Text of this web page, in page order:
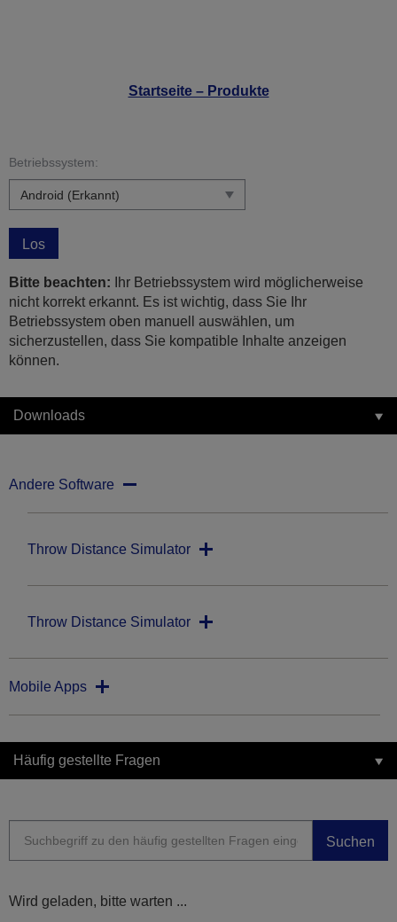
Startseite – Produkte
Betriebssystem:
Los
Bitte beachten: Ihr Betriebssystem wird möglicherweise
nicht korrekt erkannt. Es ist wichtig, dass Sie Ihr
Betriebssystem oben manuell auswählen, um
sicherzustellen, dass Sie kompatible Inhalte anzeigen
können.
Downloads
Andere Software
Throw Distance Simulator
Throw Distance Simulator
Mobile Apps
Häufig gestellte Fragen
Suchen
Wird geladen, bitte warten ...